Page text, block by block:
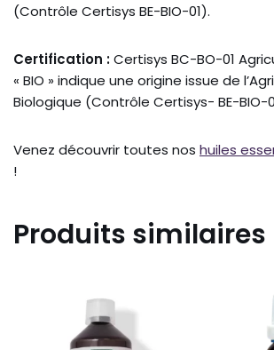
(Contrôle Certisys BE-BIO-01).
Certification :Certisys BC-BO-01
« BIO » indique une origine issue de
Biologique (Contrôle Certisys- BE-BIO-
Venez découvrir toutes nos huiles
!
Produits similaires